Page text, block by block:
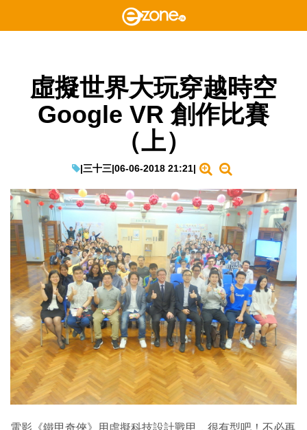
虛擬世界大玩穿越時空
Google VR 創作比賽
（上）
|三十三|06-06-2018 21:21|
電影《鐵甲奇俠》用虛擬科技設計戰甲，很有型吧！不必再